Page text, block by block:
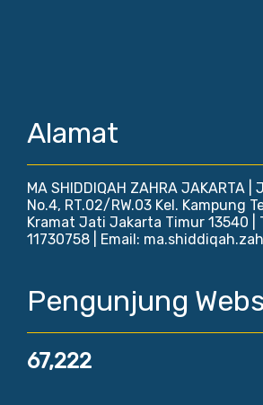
Alamat
MA SHIDDIQAH ZAHRA JAKARTA
No.4, RT.02/RW.03 Kel. Kampung
Kramat Jati Jakarta Timur 13540 |
11730758 | Email:
Pengunjung
67,222